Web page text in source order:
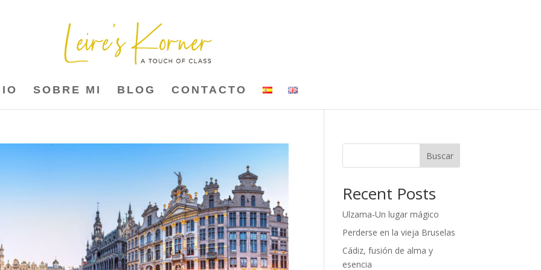
SOBRE MI BLOG CONTACTO
Buscar
Recent Posts
Ulzama-Un lugar mágico
Perderse en la vieja Bruselas
Cádiz, fusión de alma y
esencia